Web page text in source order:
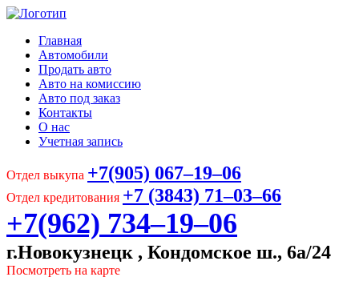
Главная
Автомобили
Продать авто
Авто на комиссию
Авто под заказ
Контакты
О нас
Учетная запись
Отдел выкупа +7(905) 067‒19‒06
Отдел кредитования +7 (3843) 71‒03‒66
+7(962) 734‒19‒06
г.Новокузнецк , Кондомское ш., 6а/24
Посмотреть на карте